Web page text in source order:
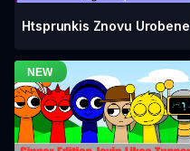
Htsprunkis Znovu Urobene